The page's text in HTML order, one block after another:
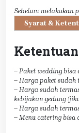
Sebelum melakukan
Syarat &
– Paket wedding
– Harga paket sudah
– Harga sudah
kebijakan gedung
– Harga sudah
– Menu catering